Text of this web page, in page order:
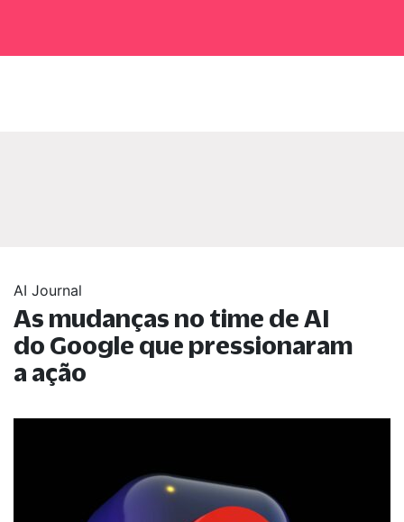
AI Journal
As mudanças no time de AI
do Google que pressionaram
a ação